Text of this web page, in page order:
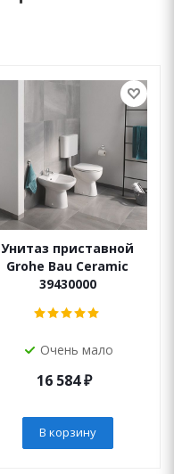
Унитаз приставной
Grohe Bau Ceramic
39430000
Очень мало
16 584₽
В корзину